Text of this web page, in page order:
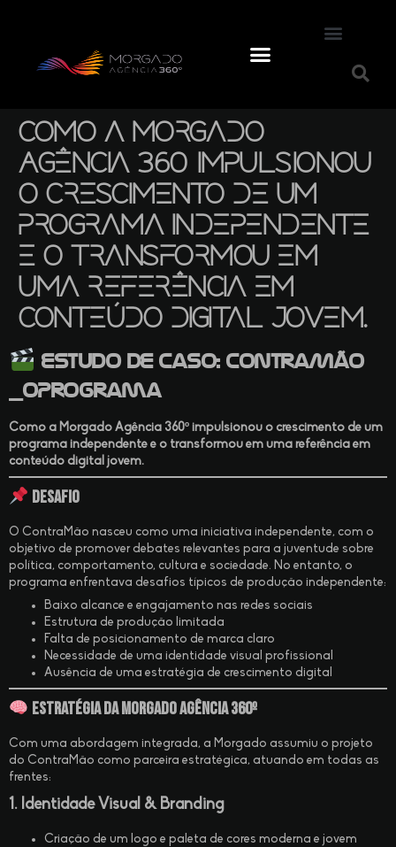
Como a Morgado
Agência 360º impulsionou
o crescimento de um
programa independente
e o transformou em
uma referência em
conteúdo digital jovem.
Estudo de Caso: ContraMão
_oPrograma
Como a Morgado Agência 360º impulsionou o crescimento de um
programa independente e o transformou em uma referência em
conteúdo digital jovem.
Desafio
O ContraMão nasceu como uma iniciativa independente, com o
objetivo de promover debates relevantes para a juventude sobre
política, comportamento, cultura e sociedade. No entanto, o
programa enfrentava desafios típicos de produção independente:
Baixo alcance e engajamento nas redes sociais
Estrutura de produção limitada
Falta de posicionamento de marca claro
Necessidade de uma identidade visual profissional
Ausência de uma estratégia de crescimento digital
Estratégia da Morgado Agência 360º
Com uma abordagem integrada, a Morgado assumiu o projeto
do ContraMão como parceira estratégica, atuando em todas as
frentes:
1. Identidade Visual & Branding
Criação de um logo e paleta de cores moderna e jovem